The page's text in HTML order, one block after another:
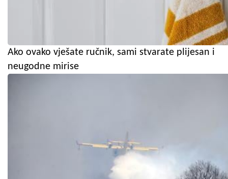
Ako ovako vješate ručnik, sami stvarate plijesan i
neugodne mirise